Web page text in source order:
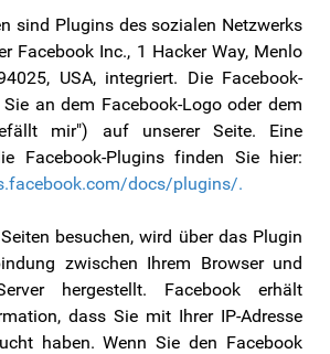
sind Plugins des sozialen Netzwerks
Facebook Inc., 1 Hacker Way, Menlo
USA, integriert. Die Facebook-
an dem Facebook-Logo oder dem
mir") auf unserer Seite. Eine
Facebook-Plugins finden Sie hier:
docs/plugins/.
besuchen, wird über das Plugin
zwischen Ihrem Browser und
hergestellt. Facebook erhält
dass Sie mit Ihrer IP-Adresse
haben. Wenn Sie den Facebook